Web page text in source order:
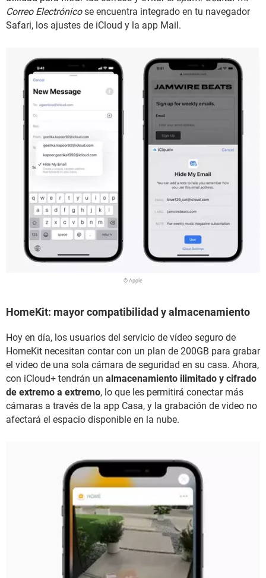
Correo Electrónicose encuentra integrado en tu navegador
Safari, los ajustes de iCloud y la app Mail.
© Apple
HomeKit: mayor compatibilidad y almacenamiento
Hoy en día, los usuarios del servicio de vídeo seguro de
HomeKit necesitan contar con un plan de 200GB para grabar
el video de una sola cámara de seguridad en su casa. Ahora,
con iCloud+ tendrán un almacenamiento ilimitado y cifrado
de extremo a extremo, lo que les permitirá conectar más
cámaras a través de la app Casa, y la grabación de video no
afectará el espacio disponible en la nube.